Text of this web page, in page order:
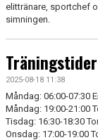
elittränare, sportchef
simningen.
2025-08-18 11:38
Måndag: 06:00-07:30
Måndag: 19:00-21:00
Tisdag: 16:30-18:30
Onsdag: 17:00-19:00